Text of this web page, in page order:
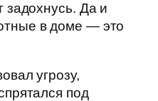
задохнусь. Да и
в доме — это
угрозу,
под